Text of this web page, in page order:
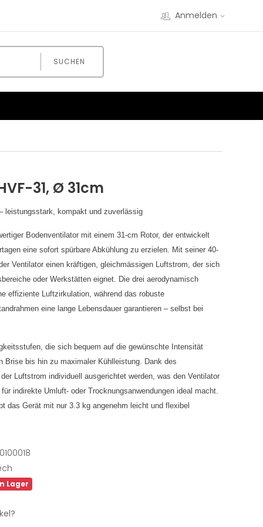
Anmelden
SUCHEN
31, Ø 31cm
leistungsstark, kompakt und zuverlässig
Bodenventilator mit einem 31-cm Rotor, der entwickelt
eine sofort spürbare Abkühlung zu erzielen. Mit seiner 40-
Ventilator einen kräftigen, gleichmässigen Luftstrom, der sich
oder Werkstätten eignet. Die drei aerodynamisch
effiziente Luftzirkulation, während das robuste
eine lange Lebensdauer garantieren – selbst bei
die sich bequem auf die gewünschte Intensität
Brise bis hin zu maximaler Kühlleistung. Dank des
Luftstrom individuell ausgerichtet werden, was den Ventilator
indirekte Umluft- oder Trocknungsanwendungen ideal macht.
das Gerät mit nur 3.3 kg angenehm leicht und flexibel
Lager